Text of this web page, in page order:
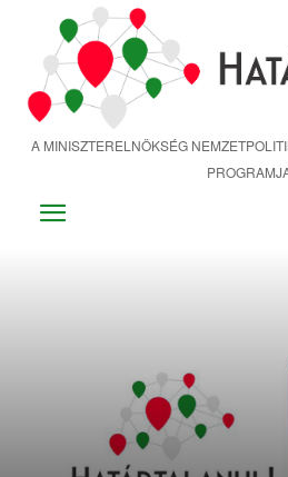
tartalomra
A MINISZTERELNÖKSÉG